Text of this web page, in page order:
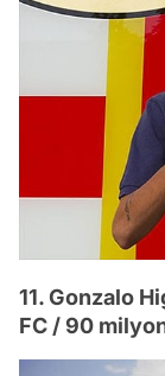
11. Gonzalo
FC / 90